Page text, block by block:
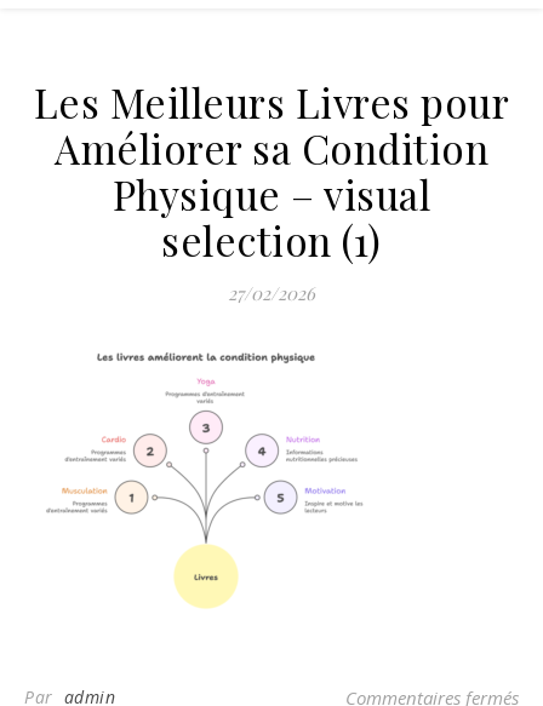
Les Meilleurs Livres pour
Améliorer sa Condition
Physique – visual
selection (1)
27/02/2026
Par admin Commentaires fermés